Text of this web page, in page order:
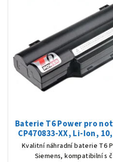
Baterie T6 Power pro
CP470833-XX, Li-Ion,
Kvalitní náhradní baterie T6
Siemens, kompatibilní s